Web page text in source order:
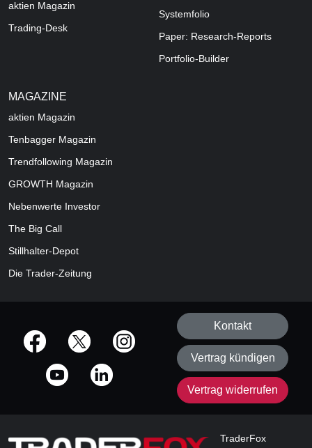
aktien Magazin
Trading-Desk
Systemfolio
Paper: Research-Reports
Portfolio-Builder
MAGAZINE
aktien Magazin
Tenbagger Magazin
Trendfollowing Magazin
GROWTH Magazin
Nebenwerte Investor
The Big Call
Stillhalter-Depot
Die Trader-Zeitung
offizielle Social Media-Accounts
Kontakt
Vertrag kündigen
Vertrag widerrufen
TraderFox